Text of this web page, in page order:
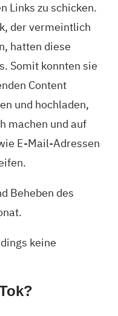
Links zu schicken.
der vermeintlich
hatten diese
Somit konnten sie
Content
und hochladen,
machen und auf
E-Mail-Adressen
Beheben des
keine